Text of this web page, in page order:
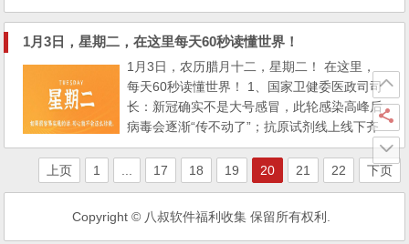
宜的氧气袋等；商务部：取消对外贸易经营者
备案登记； 2、浙江：近期新冠病毒感染病例
数日增约百万，预计1月将进入高峰平台期；
重庆：本轮新冠感染高峰期已过； 3、杭州：
在闭环管理的入境人员中检测出XBB、BQ.1、
BQ.1.19等奥...
1月3日，星期二，在这里每天60秒读懂世界！
1月3日，农历腊月十二，星期二！ 在这里，
每天60秒读懂世界！ 1、国家卫健委医政司司
长：新冠确实不是大号感冒，此轮感染高峰后
病毒会逐渐“传不动了”；抗原试剂线上线下齐
遭甩卖，单价不到2元，半月前最高炒到8000
多元一盒。业内：生产技术并不复杂； 2、上
海：目前所发现的BQ.1和XBB毒株，仅在极少
数入境隔离人员中检出，尚未在社会面上造成
本土传播； 3、国家发改委：2023年把恢复和
上页 1 ... 17 18 19 20 21 22 下页
Copyright © 八叔软件福利收集 保留所有权利.